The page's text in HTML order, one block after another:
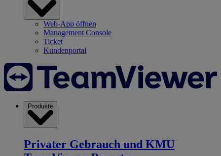
Web-App öffnen
Management Console
Ticket
Kundenportal
Produkte
Privater Gebrauch und KMU